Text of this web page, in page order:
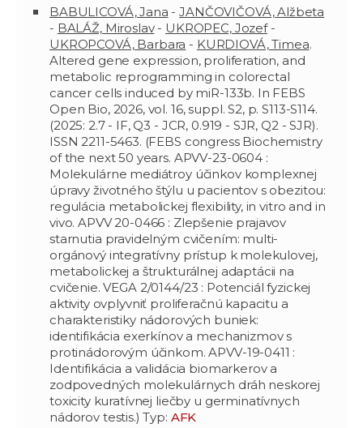
BABULICOVÁ, Jana -JANČOVIČOVÁ, Alžbeta
- BALÁŽ, Miroslav- UKROPEC, Jozef-
UKROPCOVÁ, Barbara - KURDIOVÁ, Timea.
Altered gene expression, proliferation, and
metabolic reprogramming in colorectal
cancer cells induced by miR-133b. In FEBS
Open Bio, 2026, vol. 16, suppl. S2, p. S113-S114.
(2025: 2.7 - IF, Q3 - JCR, 0.919 - SJR, Q2 - SJR).
ISSN 2211-5463. (FEBS congress Biochemistry
of the next 50 years. APVV-23-0604 :
Molekulárne mediátroy účinkov komplexnej
úpravy životného štýlu u pacientov s obezitou:
regulácia metabolickej flexibility, in vitro and in
vivo. APVV 20-0466 : Zlepšenie prajavov
starnutia pravidelným cvičením: multi-
orgánový integratívny prístup k molekulovej,
metabolickej a štrukturálnej adaptácii na
cvičenie. VEGA 2/0144/23 : Potenciál fyzickej
aktivity ovplyvniť proliferačnú kapacitu a
charakteristiky nádorových buniek:
identifikácia exerkínov a mechanizmov s
protinádorovým účinkom. APVV-19-0411 :
Identifikácia a validácia biomarkerov a
zodpovedných molekulárnych dráh neskorej
toxicity kuratívnej liečby u germinatívnych
nádorov testis.) Typ: AFK